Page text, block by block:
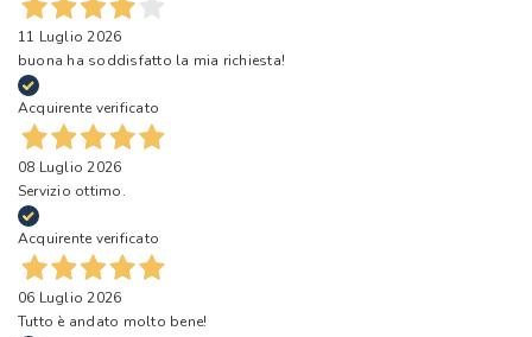
11 Luglio 2026
buona ha soddisfatto la mia richiesta!
Acquirente verificato
08 Luglio 2026
Servizio ottimo.
Acquirente verificato
06 Luglio 2026
Tutto è andato molto bene!